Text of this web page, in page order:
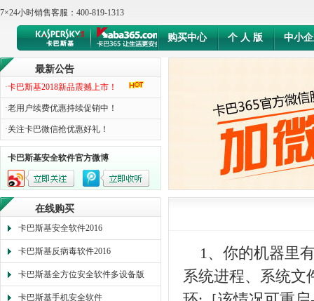
7×24小时销售客服：400-819-1313
购买中心 个 人 版 中小
最新公告
·卡巴斯基2018新品震撼上市！
·老用户续费优惠持续促销中！
·关注卡巴微信抢优惠好礼！
卡巴斯基安全软件官方微博
在线购买
卡巴斯基安全软件2016
卡巴斯基反病毒软件2016
卡巴斯基全方位安全软件多设备版
卡巴斯基手机安全软件
1、你的机器里
系统进程、系统文